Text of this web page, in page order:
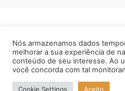
© 2024 Direitos
Nós armazenamos dados
melhorar a sua experiência de
conteúdo de seu interesse. Ao
você concorda com tal
Cookie Settings Aceito